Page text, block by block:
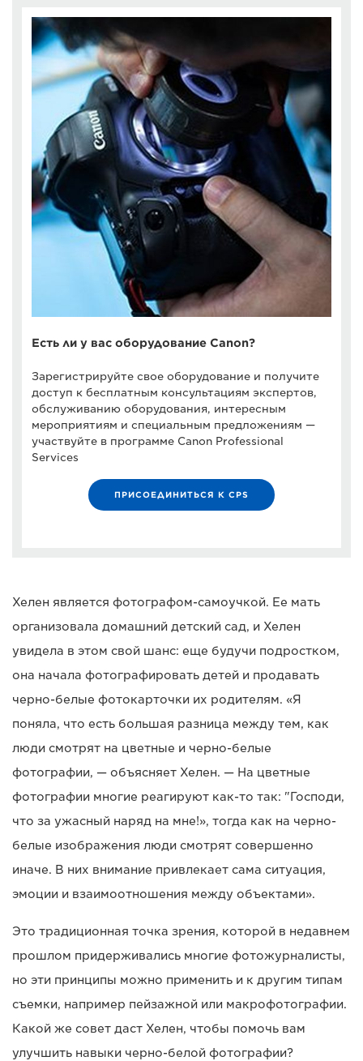
Есть ли у вас оборудование Canon?
Зарегистрируйте свое оборудование и получите
доступ к бесплатным консультациям экспертов,
обслуживанию оборудования, интересным
мероприятиям и специальным предложениям —
участвуйте в программе Canon Professional
Services
ПРИСОЕДИНИТЬСЯ К CPS
Хелен является фотографом-самоучкой. Ее мать
организовала домашний детский сад, и Хелен
увидела в этом свой шанс: еще будучи подростком,
она начала фотографировать детей и продавать
черно-белые фотокарточки их родителям. «Я
поняла, что есть большая разница между тем, как
люди смотрят на цветные и черно-белые
фотографии, — объясняет Хелен. — На цветные
фотографии многие реагируют как-то так: "Господи,
что за ужасный наряд на мне!», тогда как на черно-
белые изображения люди смотрят совершенно
иначе. В них внимание привлекает сама ситуация,
эмоции и взаимоотношения между объектами».
Это традиционная точка зрения, которой в недавнем
прошлом придерживались многие фотожурналисты,
но эти принципы можно применить и к другим типам
съемки, например пейзажной или макрофотографии.
Какой же совет даст Хелен, чтобы помочь вам
улучшить навыки черно-белой фотографии?